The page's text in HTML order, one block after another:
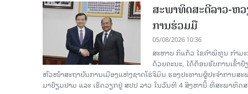
ສະພາທິດສະດີລາວ-ຫ
ການຮ່ວມມື
05/08/2026 10:36
ສະຫາຍ ກິແກ້ວ ໄຂຄໍາພິທູນ ກໍາ
ດ້ວຍຄະນະ, ໄດ້ຕ້ອນຮັບການເຂົ້າ
ຫົວໜ້າສະຖາບັນການເມືອງແຫ່ງຊາດໂຮ່ຈິມິນ ຮອງປະທານຜູ້ປະຈໍາການ
ມາຢ້ຽມຢາມ ແລະ ເຮັດວຽກຢູ່ ສປປ ລາວ ໃນວັນທີ 4 ສິງຫານີ້ ທີ່ສະພາທິດ